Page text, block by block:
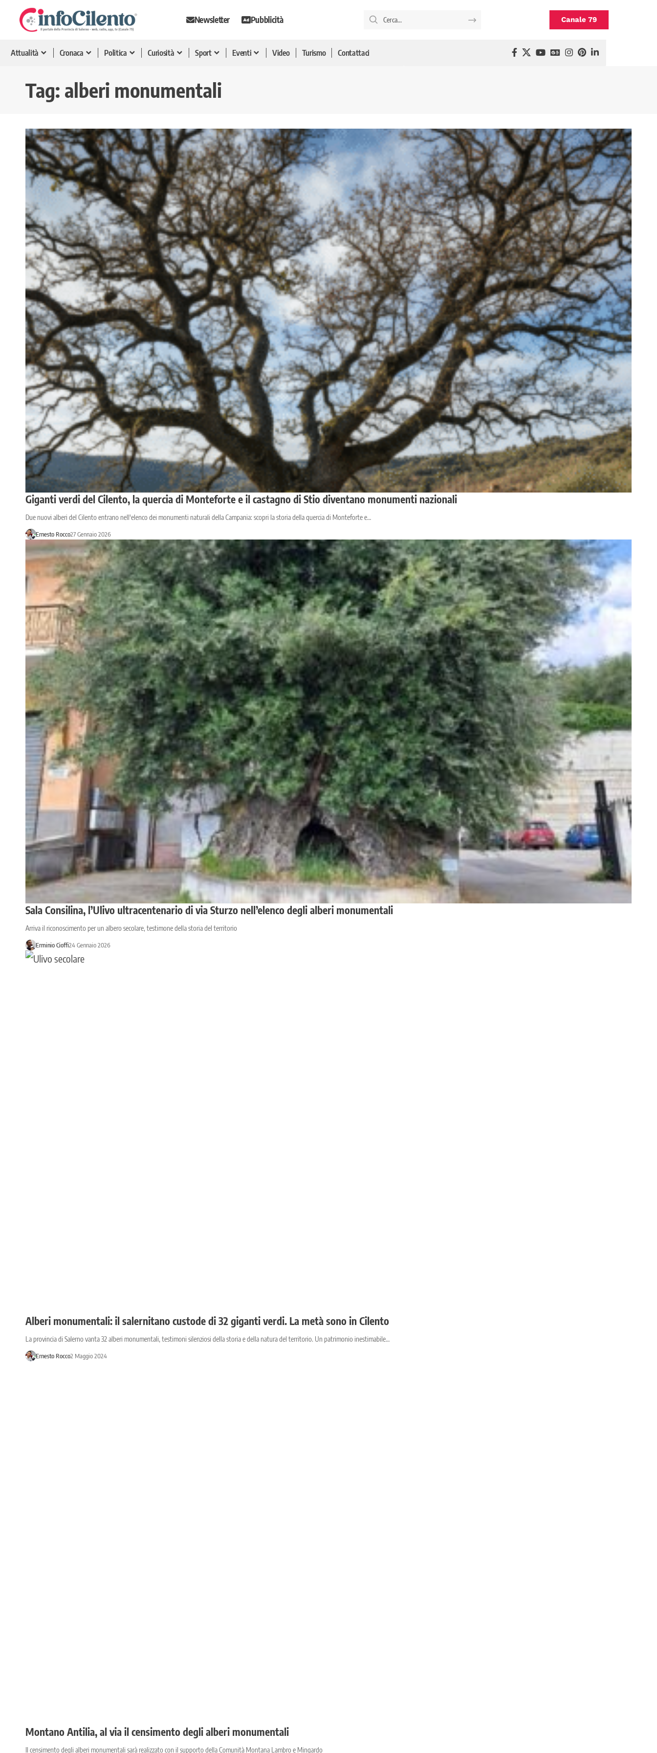
Newsletter Pubblicità Canale 79
Attualità Cronaca Politica Curiosità Sport Eventi Video Turismo Contattaci
Tag: alberi monumentali
Giganti verdi del Cilento, la quercia di Monteforte e il castagno di Stio diventano monumenti nazionali
Due nuovi alberi del Cilento entrano nell'elenco dei monumenti naturali della Campania: scopri la storia della quercia di Monteforte e…
Ernesto Rocco27 Gennaio 2026
Sala Consilina, l’Ulivo ultracentenario di via Sturzo nell’elenco degli alberi monumentali
Arriva il riconoscimento per un albero secolare, testimone della storia del territorio
Erminio Cioffi24 Gennaio 2026
Alberi monumentali: il salernitano custode di 32 giganti verdi. La metà sono in Cilento
La provincia di Salerno vanta 32 alberi monumentali, testimoni silenziosi della storia e della natura del territorio. Un patrimonio inestimabile…
Ernesto Rocco2 Maggio 2024
Montano Antilia, al via il censimento degli alberi monumentali
Il censimento degli alberi monumentali sarà realizzato con il supporto della Comunità Montana Lambro e Mingardo